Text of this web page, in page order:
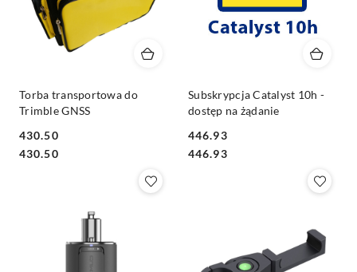
Torba transportowa do
Trimble GNSS
Cena:
430.50
Cena:
430.50
Subskrypcja Catalyst 10h -
dostęp na żądanie
Cena:
446.93
Cena:
446.93